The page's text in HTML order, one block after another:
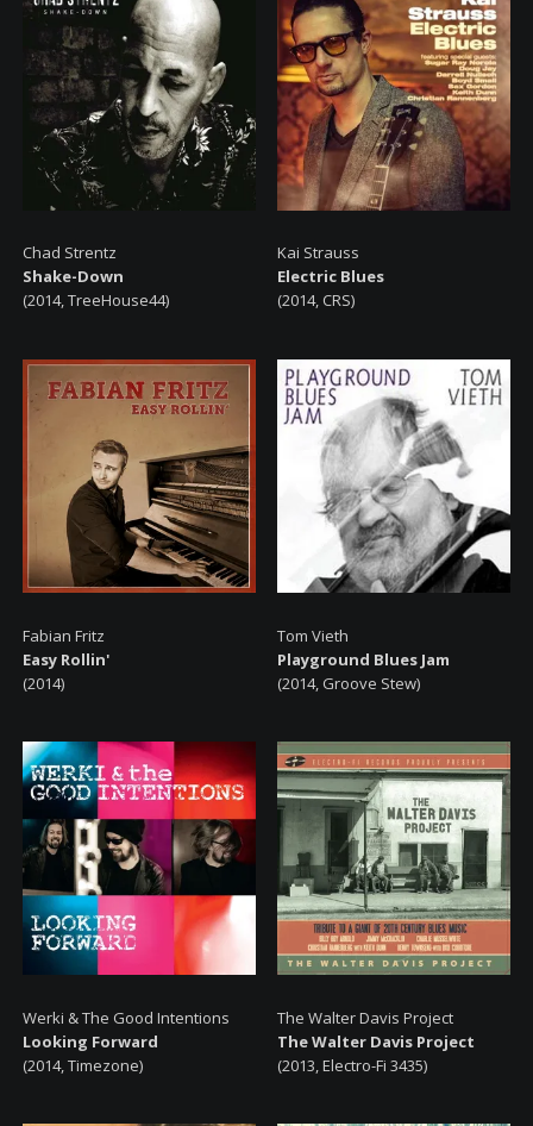
Chad Strentz
Shake-Down
(2014, TreeHouse44)
Kai Strauss
Electric Blues
(2014, CRS)
Fabian Fritz
Easy Rollin'
(2014)
Tom Vieth
Playground Blues Jam
(2014, Groove Stew)
Werki & The Good Intentions
Looking Forward
(2014, Timezone)
The Walter Davis Project
The Walter Davis Project
(2013, Electro-Fi 3435)